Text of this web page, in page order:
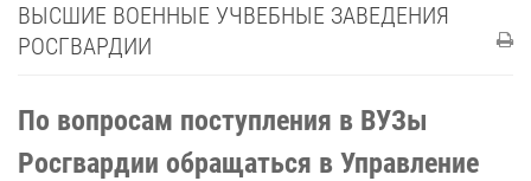
ВЫСШИЕ ВОЕННЫЕ УЧВЕБНЫЕ ЗАВЕДЕНИЯ
РОСГВАРДИИ
По вопросам поступления в ВУЗы
Росгвардии обращаться в Управление